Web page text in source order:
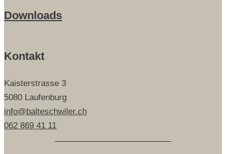
Downloads
Kontakt
Kaisterstrasse 3
5080 Laufenburg
info@balteschwiler.ch
062 869 41 11